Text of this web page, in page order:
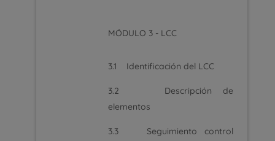
MÓDULO 3 - LCC
3.1 Identificación del LCC
3.2 Descripción de
elementos
3.3 Seguimiento control